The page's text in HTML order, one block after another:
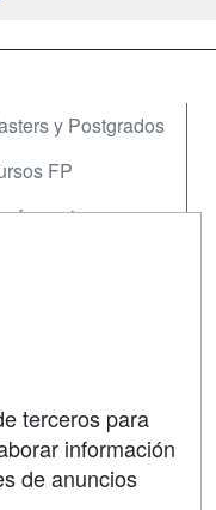
y Postgrados
FP
terceros para
información
de anuncios